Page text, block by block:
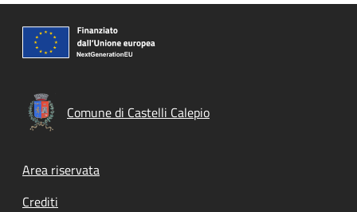
Comune di Castelli Calepio
Footer menu
Area riservata
Crediti